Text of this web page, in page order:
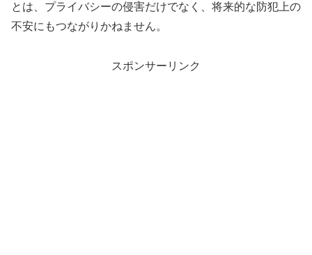
とは、プライバシーの侵害だけでなく、将来的な防犯上の
不安にもつながりかねません。
スポンサーリンク